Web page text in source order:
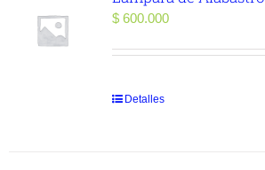
$600.000
Detalles